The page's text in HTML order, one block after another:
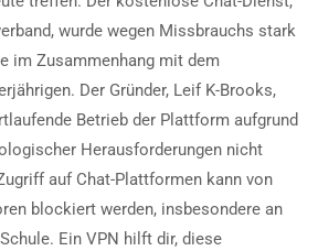
wurde wegen Missbrauchs stark
im Zusammenhang mit dem
Der Gründer, Leif K-Brooks,
Betrieb der Plattform aufgrund
Herausforderungen nicht
auf Chat-Plattformen kann von
blockiert werden, insbesondere an
Ein VPN hilft dir, diese